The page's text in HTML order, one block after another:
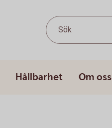
Sök
Hållbarhet Om oss